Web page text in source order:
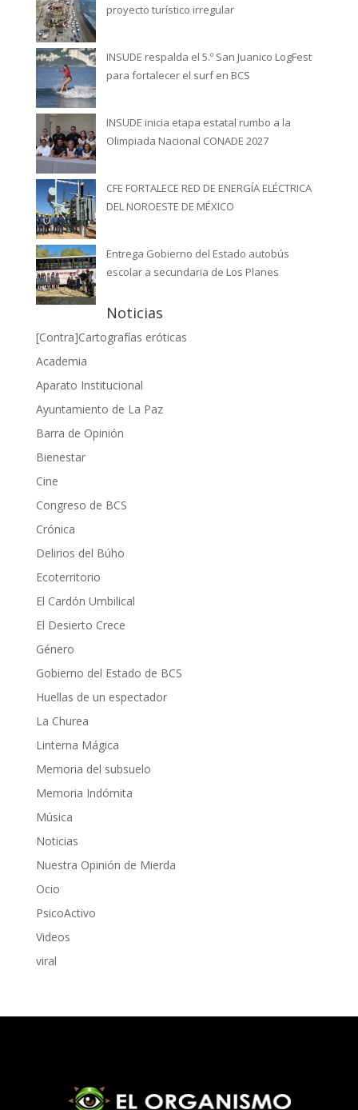
proyecto turístico irregular
INSUDE respalda el 5.º San Juanico LogFest
para fortalecer el surf en BCS
INSUDE inicia etapa estatal rumbo a la
Olimpiada Nacional CONADE 2027
CFE FORTALECE RED DE ENERGÍA ELÉCTRICA
DEL NOROESTE DE MÉXICO
Entrega Gobierno del Estado autobús
escolar a secundaria de Los Planes
Noticias
[Contra]Cartografías eróticas
Academia
Aparato Institucional
Ayuntamiento de La Paz
Barra de Opinión
Bienestar
Cine
Congreso de BCS
Crónica
Delirios del Búho
Ecoterritorio
El Cardón Umbilical
El Desierto Crece
Género
Gobierno del Estado de BCS
Huellas de un espectador
La Churea
Linterna Mágica
Memoria del subsuelo
Memoria Indómita
Música
Noticias
Nuestra Opinión de Mierda
Ocio
PsicoActivo
Videos
viral